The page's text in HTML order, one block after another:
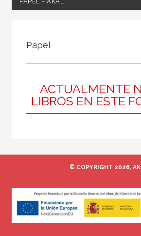
Ciencias humanas y sociales
Religión
Contemporánea
Moderna
Papel
ACTUALMENTE
LIBROS EN ESTE
© COPYRIGHT 2026,